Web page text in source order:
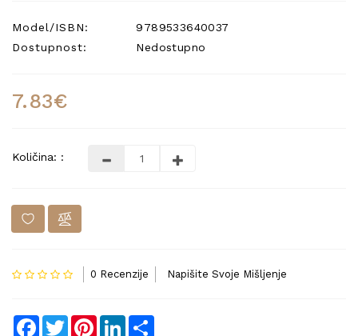
Model/ISBN:
9789533640037
Dostupnost:
Nedostupno
7.83€
Količina: :
0 Recenzije Napišite Svoje Mišljenje
Facebook
TwitterPinterestLinkedIn